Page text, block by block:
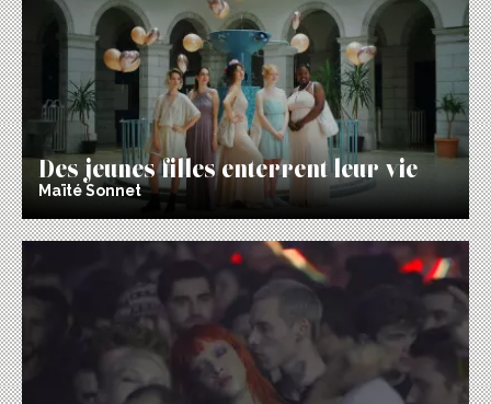
Des jeunes filles enterrent leur vie
Maïté Sonnet